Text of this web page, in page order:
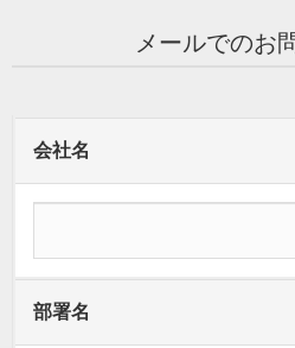
メールでのお
会社名
部署名